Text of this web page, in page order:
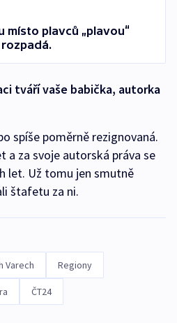
místo plavců „plavou“
tváří vaše babička, autorka
spíše poměrně rezignovaná.
a za svoje autorská práva se
let. Už tomu jen smutně
štafetu za ni.
Varech Regiony
ČT24